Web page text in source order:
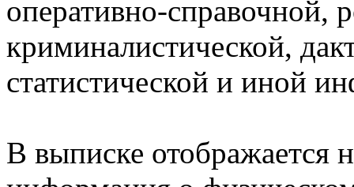
оперативно-справочной,
криминалистической,
статистической и иной
В выписке отображается